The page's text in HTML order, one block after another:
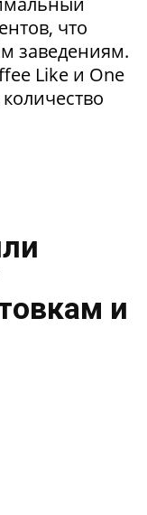
что
заведениям.
Like и One
и